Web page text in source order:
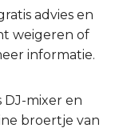
advies en
weigeren of
informatie.
DJ-mixer en
broertje van